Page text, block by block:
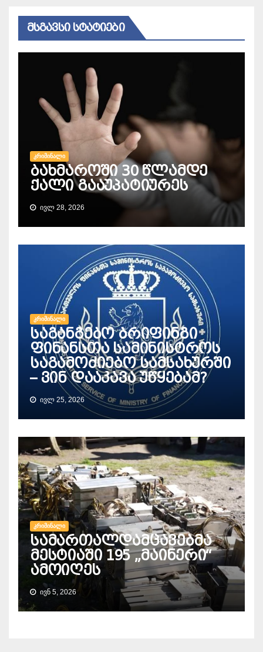
ᲛᲡᲒᲐᲕᲡᲘ ᲡᲢᲐᲢᲘᲔᲑᲘ
ᲙᲠᲘᲛᲘᲜᲐᲚᲘ
ბახმაროში 30 წლამდე
ქალი გააუპატიურეს
ᲘᲕᲚ 28, 2026
ᲙᲠᲘᲛᲘᲜᲐᲚᲘ
საგანგებო ბრიფინგი
ფინანსთა სამინისტროს
საგამოძიებო სამსახურში
– ვინ დააკავა უწყებამ?
ᲘᲕᲚ 25, 2026
ᲙᲠᲘᲛᲘᲜᲐᲚᲘ
სამართალდამცავებმა
მესტიაში 195 „მაინერი“
ამოიღეს
ᲘᲕᲜ 5, 2026